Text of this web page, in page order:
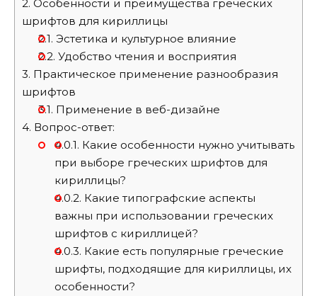
2. Особенности и преимущества греческих
шрифтов для кириллицы
2.1. Эстетика и культурное влияние
2.2. Удобство чтения и восприятия
3. Практическое применение разнообразия
шрифтов
3.1. Применение в веб-дизайне
4. Вопрос-ответ:
4.0.1. Какие особенности нужно учитывать
при выборе греческих шрифтов для
кириллицы?
4.0.2. Какие типографские аспекты
важны при использовании греческих
шрифтов с кириллицей?
4.0.3. Какие есть популярные греческие
шрифты, подходящие для кириллицы, их
особенности?